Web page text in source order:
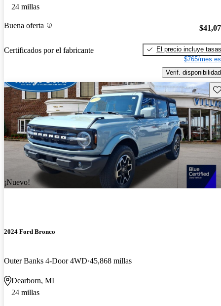
24 millas
Buena oferta
Certificados por el fabricante
El precio incluye tasas
$765/mes
Verif. disponibilidad
¡Nuevo!
2024 Ford Bronco
Outer Banks 4-Door 4WD 45,868 millas
Dearborn, MI
24 millas